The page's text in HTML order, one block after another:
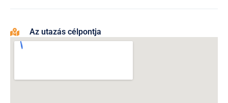
Az utazás célpontja